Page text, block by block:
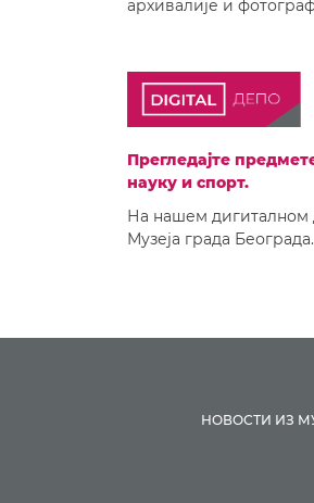
архивалије и
Прегледајте
науку и спорт.
На нашем дигиталном
Музеја града Београда.
НОВОСТИ ИЗ